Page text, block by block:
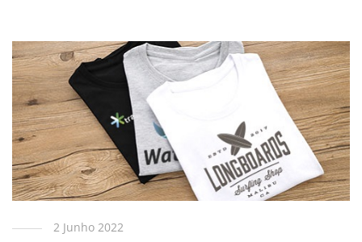
2 Junho 2022